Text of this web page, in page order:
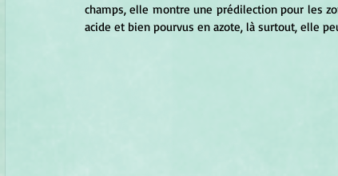
champs, elle montre une prédilection pour les
acide et bien pourvus en azote, là surtout, elle